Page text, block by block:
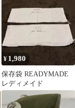
¥ 1,980
保存袋 READYMADE
レディメイド